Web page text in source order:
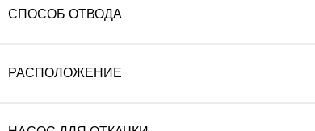
СПОСОБ ОТВОДА
РАСПОЛОЖЕНИЕ